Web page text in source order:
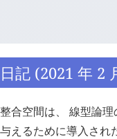
日記 (2021 年 2
整合空間は、 線型論
与えるために導入され